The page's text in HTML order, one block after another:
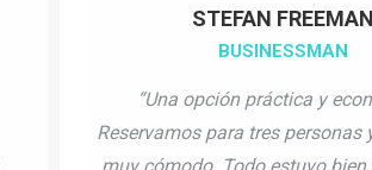
STEFAN FREEMAN
BUSINESSMAN
“Una opción práctica y
Reservamos para tres personas